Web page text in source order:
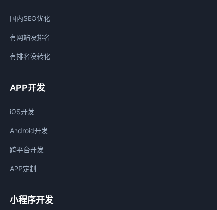
国内SEO优化
有网站没排名
有排名没转化
APP开发
iOS开发
Android开发
跨平台开发
APP定制
小程序开发